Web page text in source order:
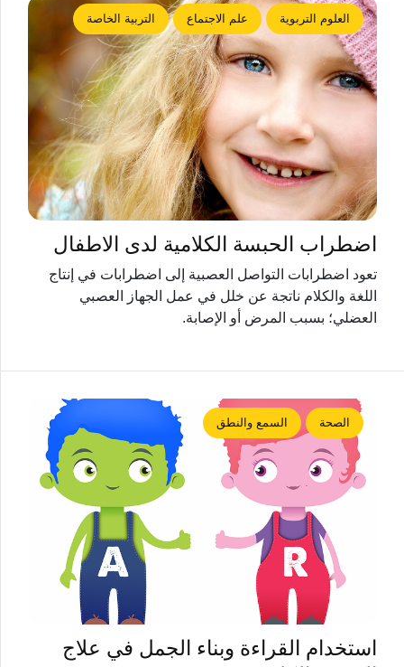
العلوم التربوية علم الاجتماع التربية الخاصة
اضطراب الحبسة الكلامية لدى الاطفال
تعود اضطرابات التواصل العصبية إلى اضطرابات في إنتاج
اللغة والكلام ناتجة عن خلل في عمل الجهاز العصبي
العضلي؛ بسبب المرض أو الإصابة.
الصحة السمع والنطق
استخدام القراءة وبناء الجمل في علاج